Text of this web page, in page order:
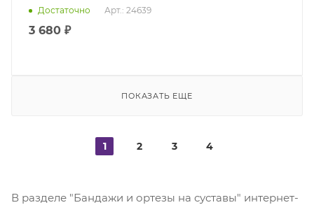
Достаточно Арт.: 24639
3 680 ₽
ПОКАЗАТЬ ЕЩЕ
1 2 3 4
В разделе "Бандажи и ортезы на суставы" интернет-